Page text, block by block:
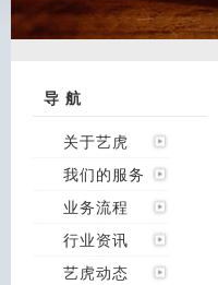
导 航
关于艺虎
我们的服务
业务流程
行业资讯
艺虎动态